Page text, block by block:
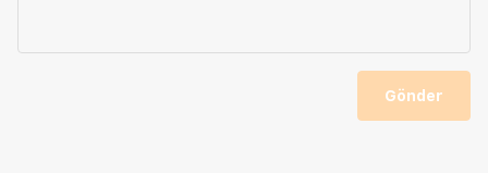
Gönder